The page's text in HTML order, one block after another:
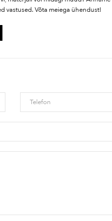
vastused. Võta meiega ühendust!